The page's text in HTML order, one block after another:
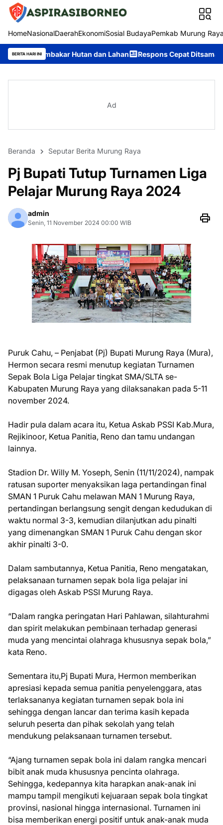
HomeNasionalDaerahEkonomiSosial BudayaPemkab Murung
BERITA HARI INI
Hutan dan Lahan Respons Cepat Ditsamapta Polda Kalteng
Ad
Beranda Seputar Berita Murung Raya
Pj Bupati Tutup Turnamen Liga
Pelajar Murung Raya 2024
admin
Senin, 11 November 2024 00:00 WIB
Puruk Cahu, – Penjabat (Pj) Bupati Murung Raya (Mura),
Hermon secara resmi menutup kegiatan Turnamen
Sepak Bola Liga Pelajar tingkat SMA/SLTA se-
Kabupaten Murung Raya yang dilaksanakan pada 5-11
november 2024.
Hadir pula dalam acara itu, Ketua Askab PSSI Kab.Mura,
Rejikinoor, Ketua Panitia, Reno dan tamu undangan
lainnya.
Stadion Dr. Willy M. Yoseph, Senin (11/11/2024), nampak
ratusan suporter menyaksikan laga pertandingan final
SMAN 1 Puruk Cahu melawan MAN 1 Murung Raya,
pertandingan berlangsung sengit dengan kedudukan di
waktu normal 3-3, kemudian dilanjutkan adu pinalti
yang dimenangkan SMAN 1 Puruk Cahu dengan skor
akhir pinalti 3-0.
Dalam sambutannya, Ketua Panitia, Reno mengatakan,
pelaksanaan turnamen sepak bola liga pelajar ini
digagas oleh Askab PSSI Murung Raya.
“Dalam rangka peringatan Hari Pahlawan, silahturahmi
dan spirit melakukan pembinaan terhadap generasi
muda yang mencintai olahraga khususnya sepak bola,”
kata Reno.
Sementara itu,Pj Bupati Mura, Hermon memberikan
apresiasi kepada semua panitia penyelenggara, atas
terlaksananya kegiatan turnamen sepak bola ini
sehingga dengan lancar dan terima kasih kepada
seluruh peserta dan pihak sekolah yang telah
mendukung pelaksanaan turnamen tersebut.
“Ajang turnamen sepak bola ini dalam rangka mencari
bibit anak muda khususnya pencinta olahraga.
Sehingga, kedepannya kita harapkan anak-anak ini
mampu tampil mengikuti kejuaraan sepak bola tingkat
provinsi, nasional hingga internasional. Turnamen ini
bisa memberikan energi positif untuk anak-anak muda